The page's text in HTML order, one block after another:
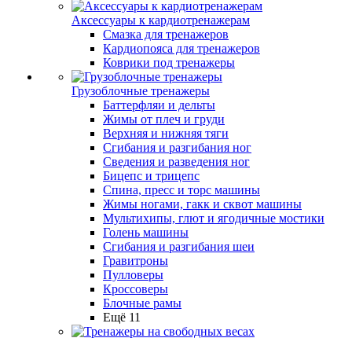
Аксессуары к кардиотренажерам
Смазка для тренажеров
Кардиопояса для тренажеров
Коврики под тренажеры
Грузоблочные тренажеры
Баттерфляи и дельты
Жимы от плеч и груди
Верхняя и нижняя тяги
Сгибания и разгибания ног
Сведения и разведения ног
Бицепс и трицепс
Спина, пресс и торс машины
Жимы ногами, гакк и сквот машины
Мультихипы, глют и ягодичные мостики
Голень машины
Сгибания и разгибания шеи
Гравитроны
Пулловеры
Кроссоверы
Блочные рамы
Ещё 11